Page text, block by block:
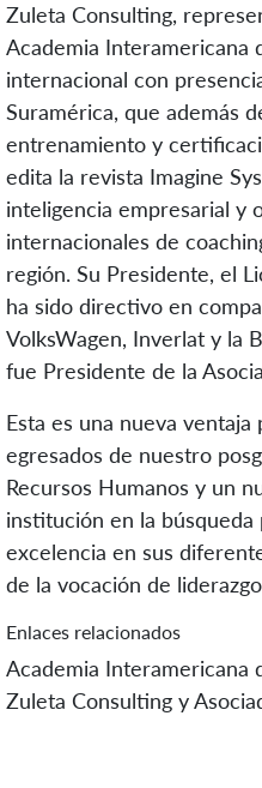
Zuleta Consulting,
Academia Interamericana
internacional con
Suramérica, que además
entrenamiento y
edita la revista Imagine
inteligencia empresarial y
internacionales de
región. Su Presidente, el
ha sido directivo en
VolksWagen, Inverlat y la
fue Presidente de la
Esta es una nueva
egresados de nuestro
Recursos Humanos y un
institución en la
excelencia en sus
de la vocación de
Enlaces relacionados
Academia Interamericana
Zuleta Consulting y